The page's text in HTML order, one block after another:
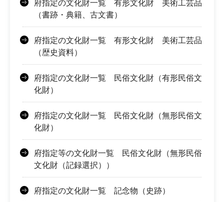
府指定の文化財一覧 有形文化財 美術工芸品
（書跡・典籍、古文書）
府指定の文化財一覧 有形文化財 美術工芸品
（歴史資料）
府指定の文化財一覧 民俗文化財（有形民俗文
化財）
府指定の文化財一覧 民俗文化財（無形民俗文
化財）
府指定等の文化財一覧 民俗文化財（無形民俗
文化財（記録選択））
府指定の文化財一覧 記念物（史跡）